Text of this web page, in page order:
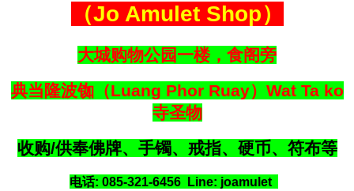
（Jo Amulet Shop）
大城购物公园一楼，食阁旁
典当隆波铷（Luang Phor Ruay）Wat Ta ko
寺圣物
收购/供奉佛牌、手镯、戒指、硬币、符布等
电话: 085-321-6456 Line: joamulet